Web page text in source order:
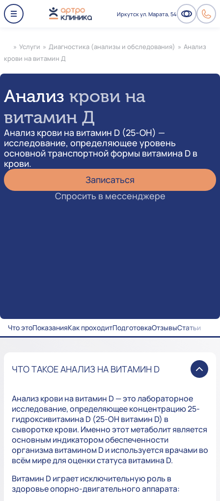
Иркутск ул. Марата, 54
» Услуги » Диагностика (анализы и обследования) » Анализ
крови на витамин Д
Анализ крови на
витамин Д
Анализ крови на витамин D (25-OH) —
исследование, определяющее уровень
основной транспортной формы витамина D в
крови.
Записаться
Спросить в мессенджере
Что этоПоказанияКак проходитПодготовкаОтзывыСтатьи
ЧТО ТАКОЕ АНАЛИЗ НА ВИТАМИН D
Анализ крови на витамин D — это лабораторное
исследование, определяющее концентрацию 25-
гидроксивитамина D (25-OH витамин D) в
сыворотке крови. Именно этот метаболит является
основным индикатором обеспеченности
организма витамином D и используется врачами во
всём мире для оценки статуса витамина D.
Витамин D играет исключительную роль в
здоровье опорно-двигательного аппарата: